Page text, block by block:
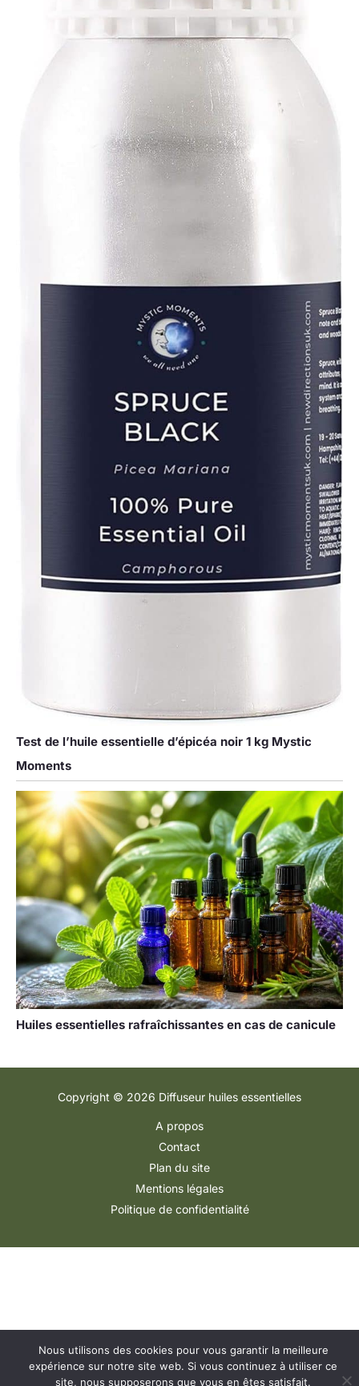
Test de l’huile essentielle d’épicéa noir 1 kg Mystic
Moments
Huiles essentielles rafraîchissantes en cas de canicule
Copyright © 2026 Diffuseur huiles essentielles
A propos
Contact
Plan du site
Mentions légales
Politique de confidentialité
Nous utilisons des cookies pour vous garantir la meilleure
expérience sur notre site web. Si vous continuez à utiliser ce
site, nous supposerons que vous en êtes satisfait.